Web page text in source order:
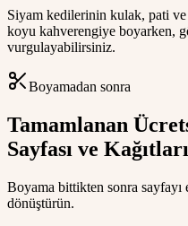
Siyam kedilerinin kulak, pati ve
koyu kahverengiye boyarken,
vurgulayabilirsiniz.
Boyamadan sonra
Tamamlanan
Sayfası ve
Boyama bittikten sonra
dönüştürün.